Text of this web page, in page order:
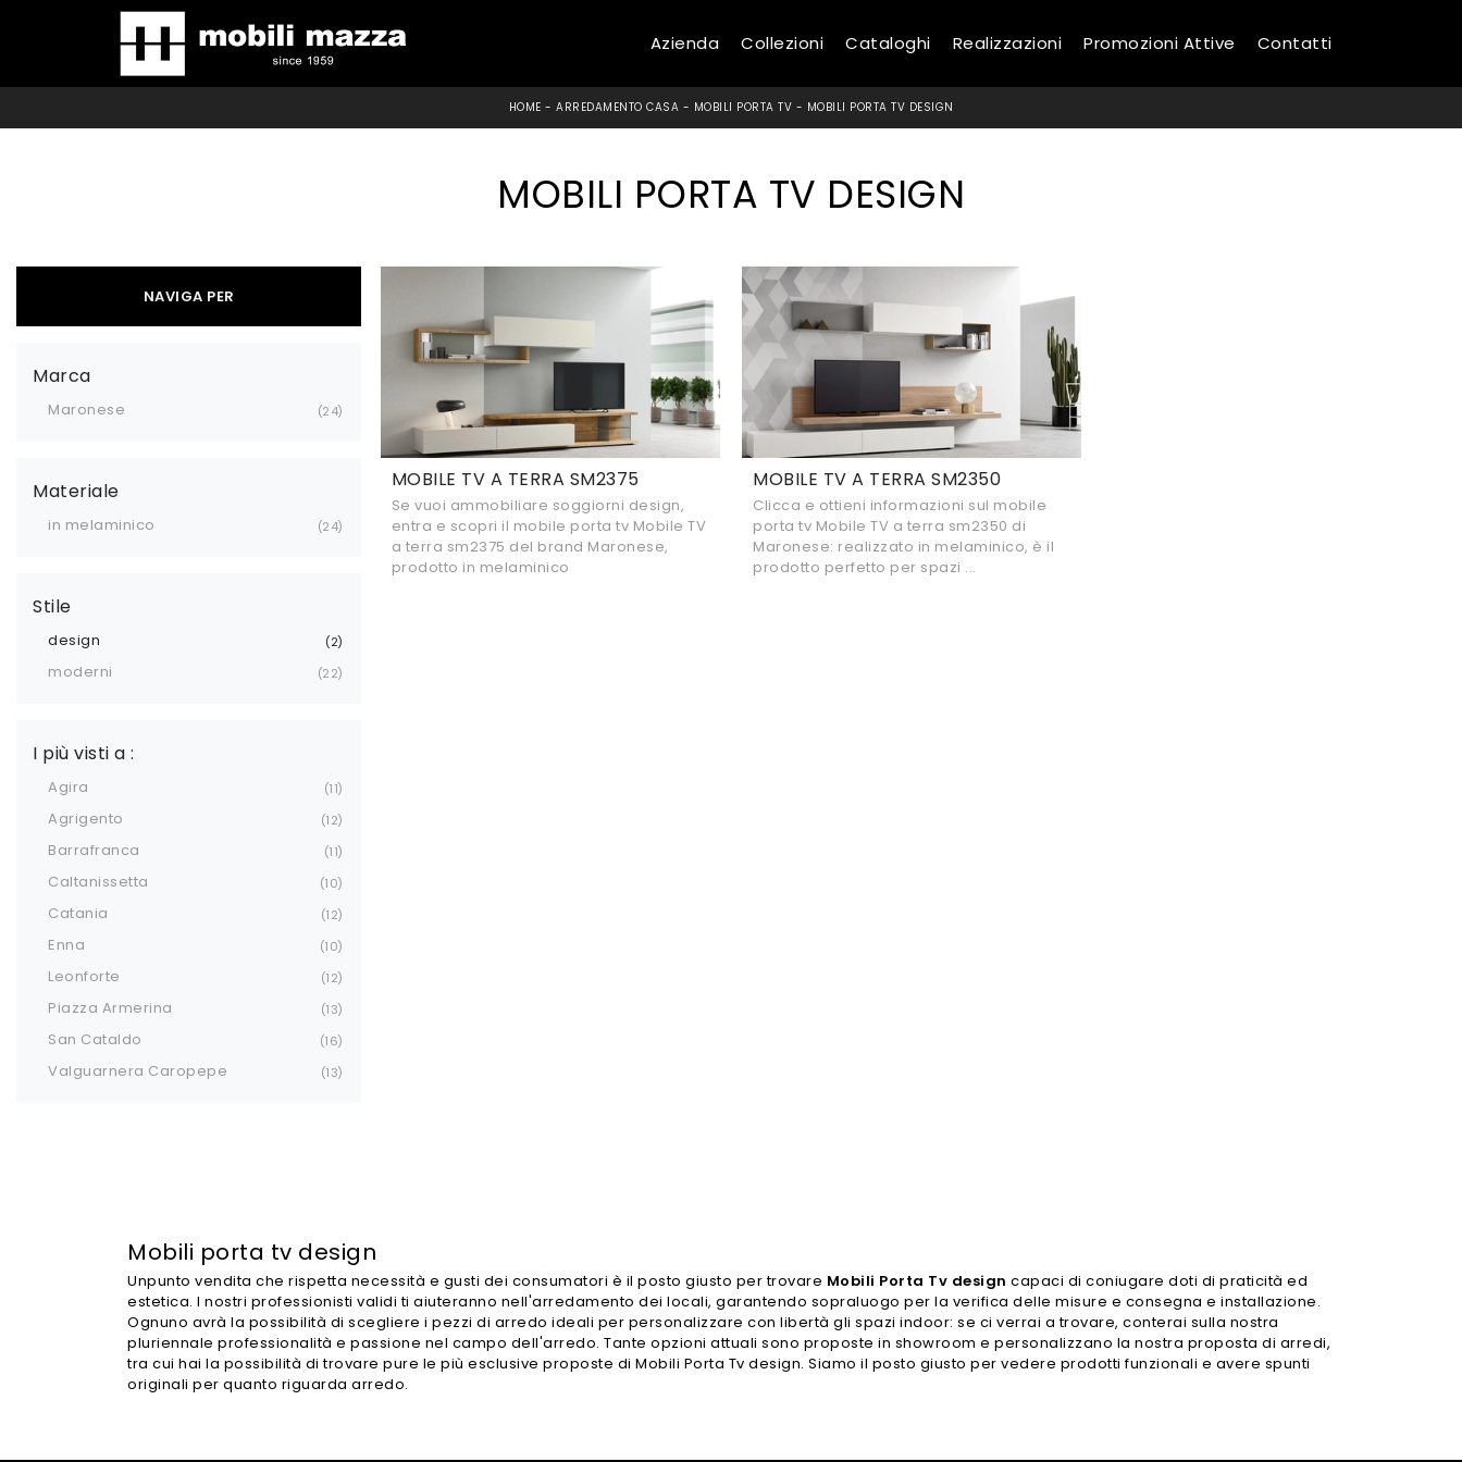
Azienda Collezioni Cataloghi Realizzazioni Promozioni Attive Contatti
HOME - ARREDAMENTO CASA - MOBILI PORTA TV - MOBILI PORTA TV DESIGN
MOBILI PORTA TV DESIGN
NAVIGA PER
Marca
Maronese 24
Materiale
in melaminico 24
Stile
design 2
moderni 22
I più visti a :
Agira 11
Agrigento 12
Barrafranca 11
Caltanissetta 10
Catania 12
Enna 10
Leonforte 12
Piazza Armerina 13
San Cataldo 16
Valguarnera Caropepe 13
MOBILE TV A TERRA SM2375
Se vuoi ammobiliare soggiorni design,
entra e scopri il mobile porta tv Mobile TV
a terra sm2375 del brand Maronese,
prodotto in melaminico
MOBILE TV A TERRA SM2350
Clicca e ottieni informazioni sul mobile
porta tv Mobile TV a terra sm2350 di
Maronese: realizzato in melaminico, è il
prodotto perfetto per spazi ...
Mobili porta tv design
Unpunto vendita che rispetta necessità e gusti dei consumatori è il posto giusto per trovare Mobili Porta Tv design capaci di coniugare doti di praticità ed
estetica. I nostri professionisti validi ti aiuteranno nell'arredamento dei locali, garantendo sopraluogo per la verifica delle misure e consegna e installazione.
Ognuno avrà la possibilità di scegliere i pezzi di arredo ideali per personalizzare con libertà gli spazi indoor: se ci verrai a trovare, conterai sulla nostra
pluriennale professionalità e passione nel campo dell'arredo. Tante opzioni attuali sono proposte in showroom e personalizzano la nostra proposta di arredi,
tra cui hai la possibilità di trovare pure le più esclusive proposte di Mobili Porta Tv design. Siamo il posto giusto per vedere prodotti funzionali e avere spunti
originali per quanto riguarda arredo.